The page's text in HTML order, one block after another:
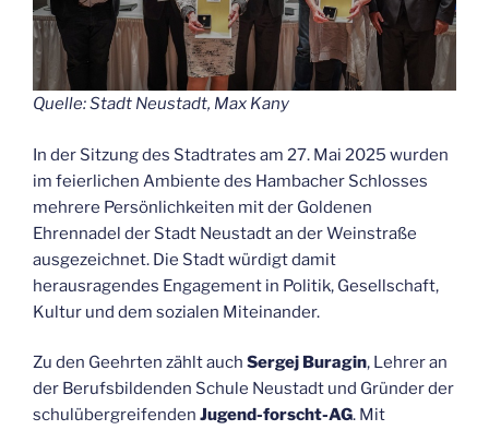
Quelle: Stadt Neustadt, Max Kany
In der Sitzung des Stadtrates am 27. Mai 2025 wurden
im feierlichen Ambiente des Hambacher Schlosses
mehrere Persönlichkeiten mit der Goldenen
Ehrennadel der Stadt Neustadt an der Weinstraße
ausgezeichnet. Die Stadt würdigt damit
herausragendes Engagement in Politik, Gesellschaft,
Kultur und dem sozialen Miteinander.
Zu den Geehrten zählt auch Sergej Buragin, Lehrer an
der Berufsbildenden Schule Neustadt und Gründer der
schulübergreifenden Jugend-forscht-AG. Mit